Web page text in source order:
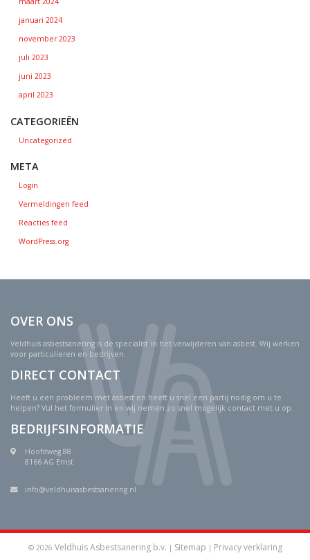
januari 2024
november 2023
juli 2023
juni 2023
april 2023
CATEGORIEËN
Uncategorized
META
Login
Vermeldingen feed
Reacties feed
WordPress.org
OVER ONS
Veldhuis asbestsanering is de specialist in het verwijderen van asbest. Wij werken
voor particulieren en bedrijven.
DIRECT CONTACT
Heeft u een probleem met asbest en heeft u snel een partij nodig om u te
helpen? Vul het formulier in en wij nemen zo snel mogelijk contact met u op.
BEDRIJFSINFORMATIE
Hoofdweg 88
8166 AG Emst
info@veldhuisasbestsanering.nl
© 2026 Veldhuis Asbestsanering b.v. | Sitemap | Privacy verklaring